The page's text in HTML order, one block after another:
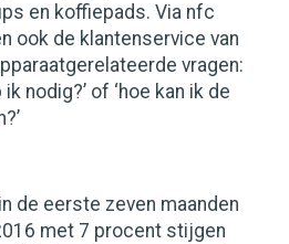
en koffiepads. Via nfc
ook de klantenservice van
vragen:
nodig?’ of ‘hoe kan ik de
de eerste zeven maanden
met 7 procent stijgen